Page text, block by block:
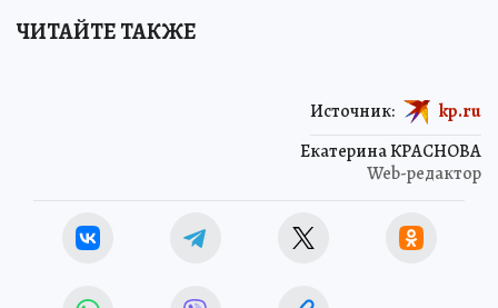
ЧИТАЙТЕ ТАКЖЕ
Екатерина КРАСНОВА
Web-редактор
Источник: kp.ru